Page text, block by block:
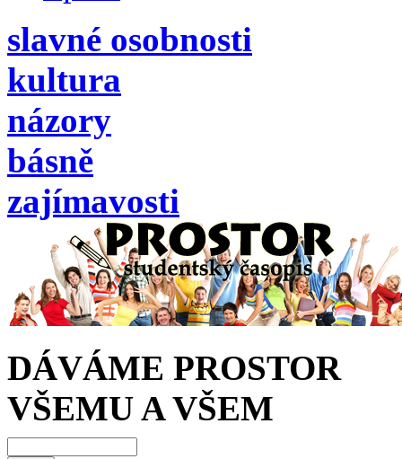
slavné osobnosti
kultura
názory
básně
zajímavosti
DÁVÁME PROSTOR
VŠEMU A VŠEM